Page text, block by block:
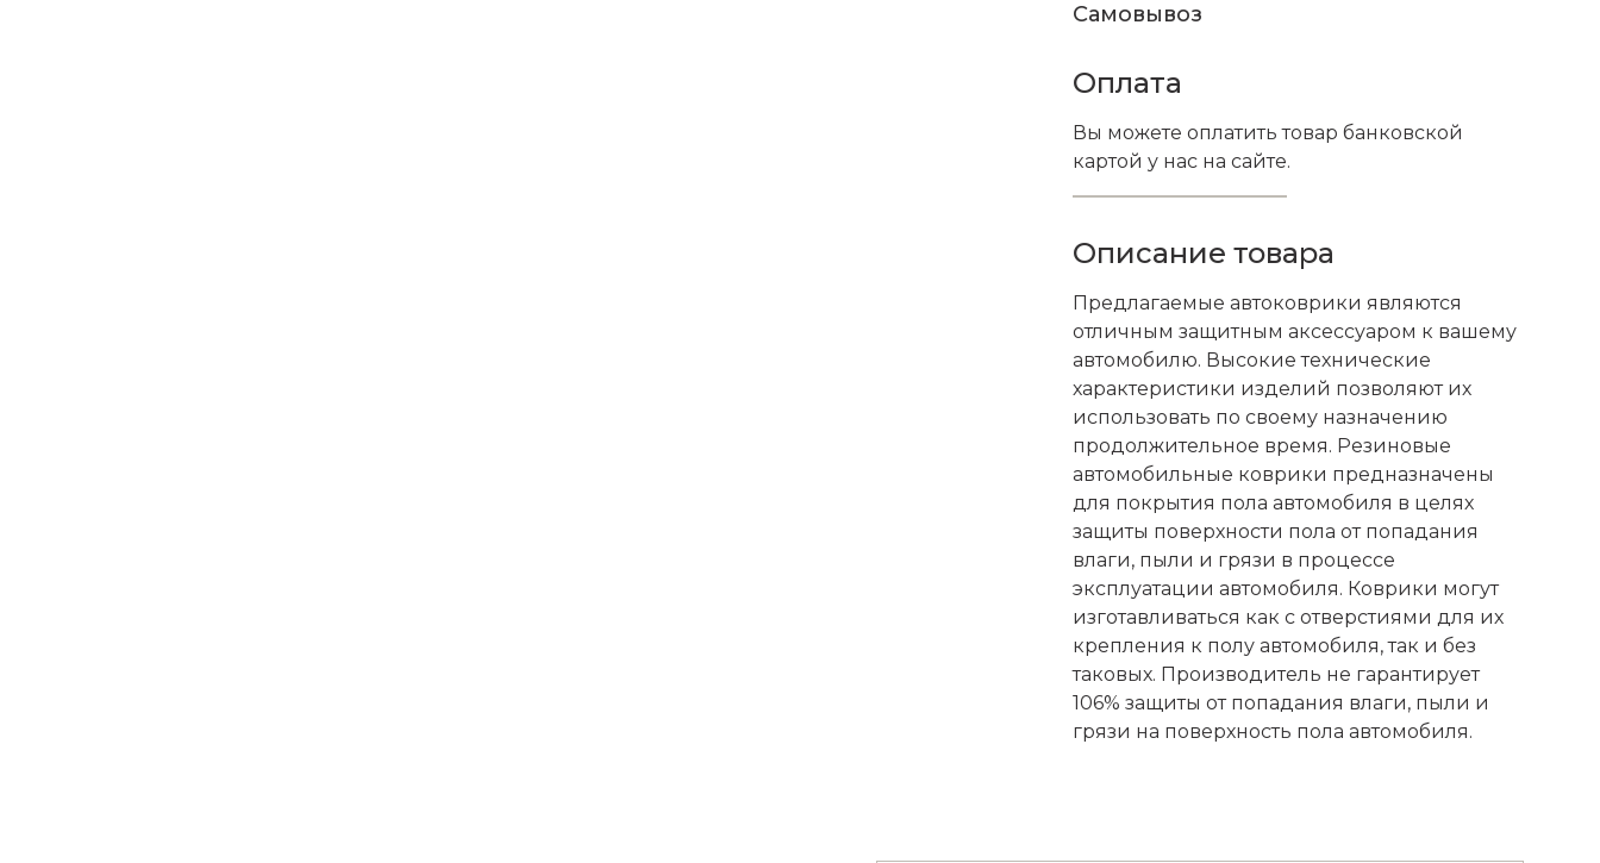
Самовывоз
Оплата
Вы можете оплатить товар банковской
картой у нас на сайте.
Описание товара
Предлагаемые автоковрики являются
отличным защитным аксессуаром к вашему
автомобилю. Высокие технические
характеристики изделий позволяют их
использовать по своему назначению
продолжительное время. Резиновые
автомобильные коврики предназначены
для покрытия пола автомобиля в целях
защиты поверхности пола от попадания
влаги, пыли и грязи в процессе
эксплуатации автомобиля. Коврики могут
изготавливаться как с отверстиями для их
крепления к полу автомобиля, так и без
таковых. Производитель не гарантирует
106% защиты от попадания влаги, пыли и
грязи на поверхность пола автомобиля.